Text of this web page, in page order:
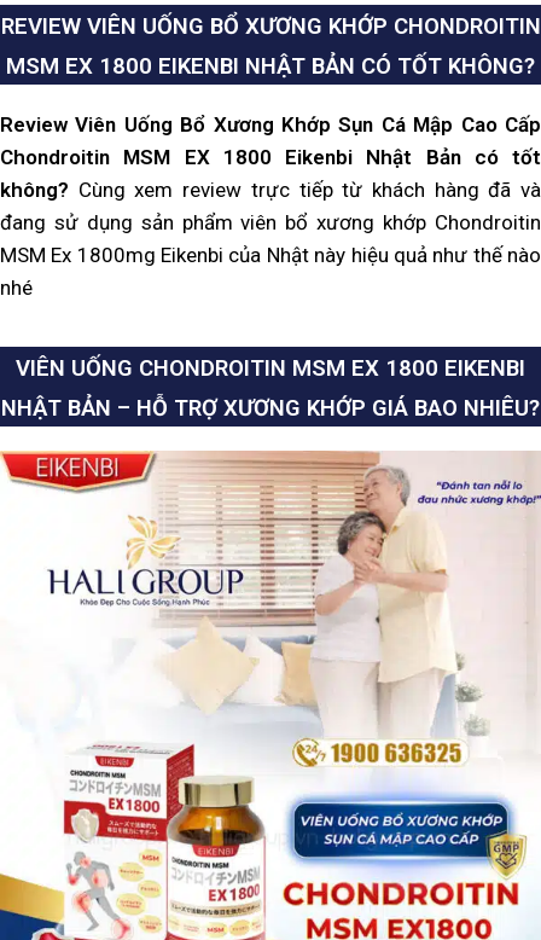
REVIEW VIÊN UỐNG BỔ XƯƠNG KHỚP CHONDROITIN
MSM EX 1800 EIKENBI NHẬT BẢN CÓ TỐT KHÔNG?
Review Viên Uống Bổ Xương Khớp Sụn Cá Mập Cao Cấp
Chondroitin MSM EX 1800 Eikenbi Nhật Bản có tốt
không? Cùng xem review trực tiếp từ khách hàng đã và
đang sử dụng sản phẩm viên bổ xương khớp Chondroitin
MSM Ex 1800mg Eikenbi của Nhật này hiệu quả như thế nào
nhé
VIÊN UỐNG CHONDROITIN MSM EX 1800 EIKENBI
NHẬT BẢN – HỖ TRỢ XƯƠNG KHỚP GIÁ BAO NHIÊU?